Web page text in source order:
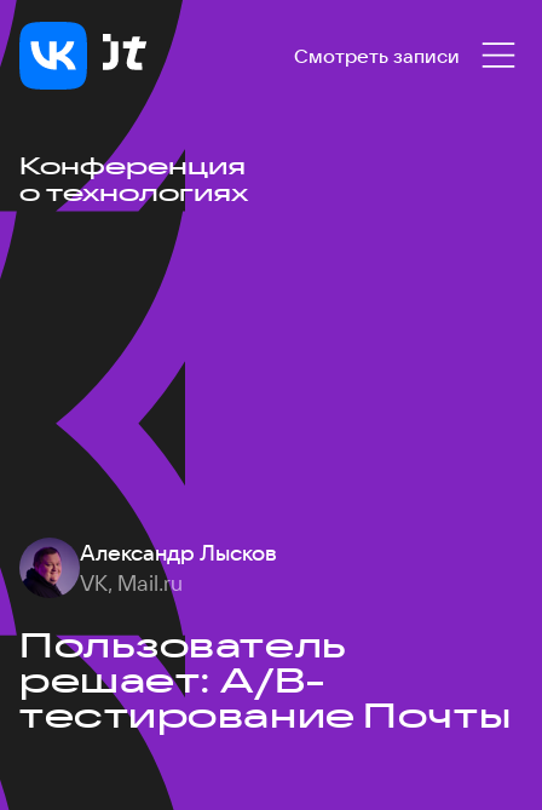
Смотреть записи
Конференция
о технологиях
Александр Лысков
VK, Mail.ru
Пользователь
решает: A/B-
тестирование Почты